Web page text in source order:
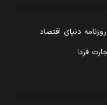
روزنامه دنیای اقتصاد
فردا